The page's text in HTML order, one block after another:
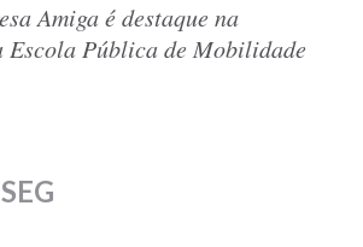
Amiga é destaque na
Escola Pública de Mobilidade